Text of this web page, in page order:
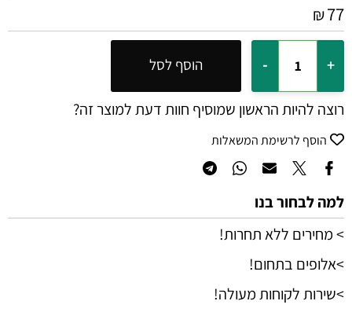
₪77
הוסף לסל
רוצה להיות הראשון שמוסיף חוות דעת למוצר זה?
הוסף לרשימת המשאלות
למה לבחור בנו
> מחירים ללא תחרות!
>אלופים בתחום!
>שירות לקוחות מעולה!